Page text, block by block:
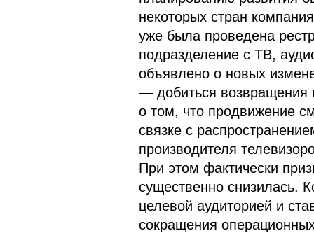
некоторых стран
уже была проведена
подразделение с ТВ,
объявлено о новых
— добиться возвращения
о том, что продвижение
связке с
производителя
При этом фактически
существенно снизилась.
целевой аудиторией и
сокращения